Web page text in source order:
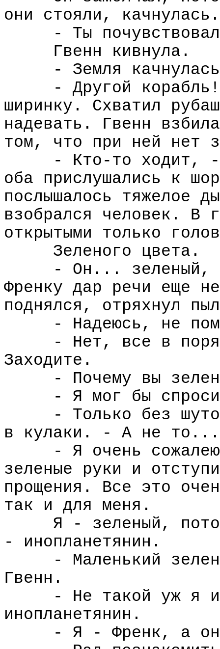
они стояли, качнулась.
- Ты
Гвенн кивнула.
- Земля
- Другой
ширинку. Схватил
надевать. Гвенн
том, что при ней нет
- Кто-то ходит,
оба прислушались к
послышалось тяжелое
взобрался человек. В
открытыми только
Зеленого цвета.
- Он... зеленый,
Френку дар речи еще
поднялся, отряхнул
- Надеюсь, не
- Нет, все в
Заходите.
- Почему вы
- Я мог бы
- Только без
в кулаки. - А не то...
- Я очень
зеленые руки и
прощения. Все это
так и для меня.
Я - зеленый,
- инопланетянин.
- Маленький
Гвенн.
- Не такой уж я
инопланетянин.
- Я - Френк, а